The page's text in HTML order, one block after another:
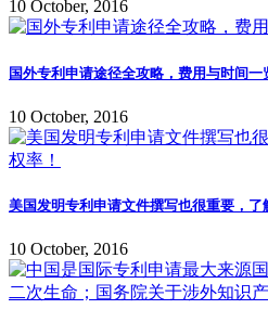
10 October, 2016
国外专利申请途径全攻略，费用与时间一
10 October, 2016
美国发明专利申请文件撰写也很重要，了
10 October, 2016